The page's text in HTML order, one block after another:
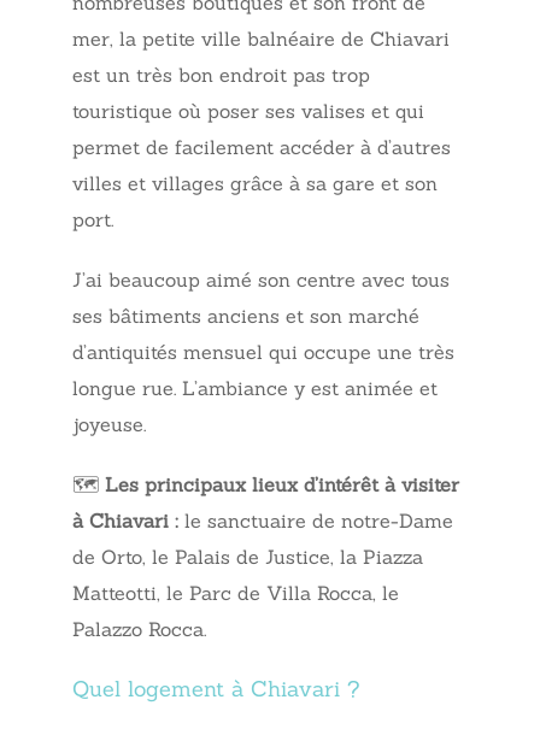
mer, la petite ville balnéaire de Chiavari
est un très bon endroit pas trop
touristique où poser ses valises et qui
permet de facilement accéder à d’autres
villes et villages grâce à sa gare et son
port.
J’ai beaucoup aimé son centre avec tous
ses bâtiments anciens et son marché
d’antiquités mensuel qui occupe une très
longue rue. L’ambiance y est animée et
joyeuse.
🗺️ Les principaux lieux d’intérêt à visiter
à Chiavari : le sanctuaire de notre-Dame
de Orto, le Palais de Justice, la Piazza
Matteotti, le Parc de Villa Rocca, le
Palazzo Rocca.
Quel logement à Chiavari ?